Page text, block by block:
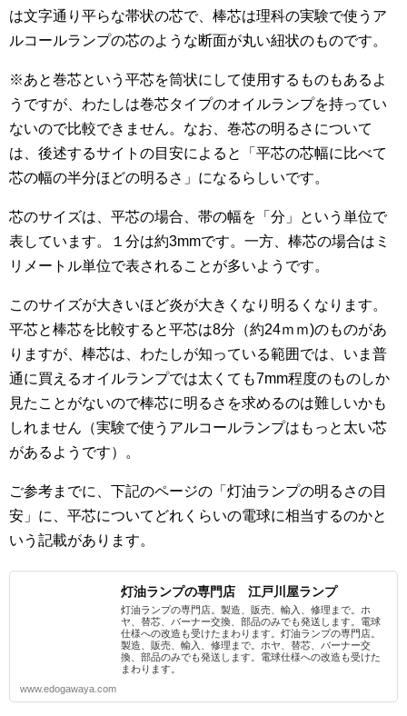
は文字通り平らな帯状の芯で、棒芯は理科の実験で使うア
ルコールランプの芯のような断面が丸い紐状のものです。
※あと巻芯という平芯を筒状にして使用するものもあるよ
うですが、わたしは巻芯タイプのオイルランプを持ってい
ないので比較できません。なお、巻芯の明るさについて
は、後述するサイトの目安によると「平芯の芯幅に比べて
芯の幅の半分ほどの明るさ」になるらしいです。
芯のサイズは、平芯の場合、帯の幅を「分」という単位で
表しています。１分は約3mmです。一方、棒芯の場合はミ
リメートル単位で表されることが多いようです。
このサイズが大きいほど炎が大きくなり明るくなります。
平芯と棒芯を比較すると平芯は8分（約24ｍｍ)のものがあ
りますが、棒芯は、わたしが知っている範囲では、いま普
通に買えるオイルランプでは太くても7mm程度のものしか
見たことがないので棒芯に明るさを求めるのは難しいかも
しれません（実験で使うアルコールランプはもっと太い芯
があるようです）。
ご参考までに、下記のページの「灯油ランプの明るさの目
安」に、平芯についてどれくらいの電球に相当するのかと
いう記載があります。
灯油ランプの専門店 江戸川屋ランプ
灯油ランプの専門店。製造、販売、輸入、修理まで。ホ
ヤ、替芯、バーナー交換、部品のみでも発送します。電球
仕様への改造も受けたまわります。灯油ランプの専門店。
製造、販売、輸入、修理まで。ホヤ、替芯、バーナー交
換、部品のみでも発送します。電球仕様への改造も受けた
まわります。
www.edogawaya.com